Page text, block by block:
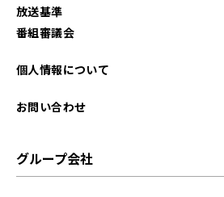
放送基準
番組審議会
個人情報について
お問い合わせ
グループ会社